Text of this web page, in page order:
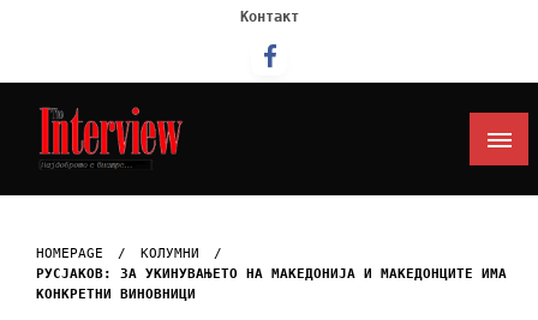
Контакт
Интервју
HOMEPAGE
KОЛУМНИ
РУСЈАКОВ: ЗА УКИНУВАЊЕТО НА МАКЕДОНИЈА И МАКЕДОНЦИТЕ ИМА
КОНКРЕТНИ ВИНОВНИЦИ